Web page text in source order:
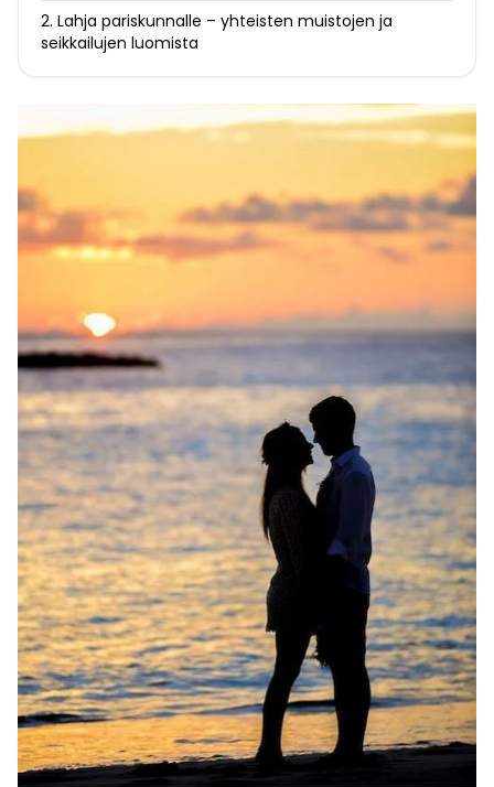
2. Lahja pariskunnalle – yhteisten muistojen ja
seikkailujen luomista